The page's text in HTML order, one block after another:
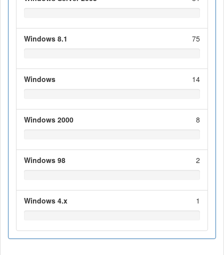
Windows 8.1 75
Windows 14
Windows 2000 8
Windows 98 2
Windows 4.x 1